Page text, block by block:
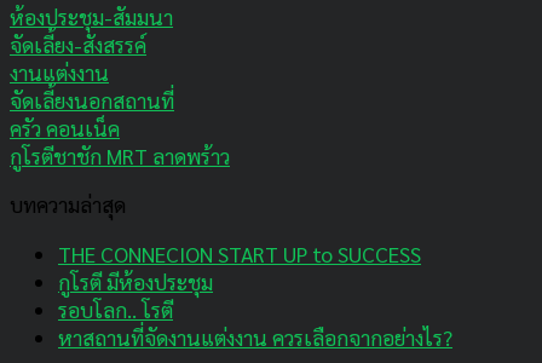
ห้องประชุม-สัมมนา
จัดเลี้ยง-สังสรรค์
งานแต่งงาน
จัดเลี้ยงนอกสถานที่
ครัว คอนเน็ค
กูโรตีชาชัก MRT ลาดพร้าว
บทความล่าสุด
THE CONNECION START UP to SUCCESS
กูโรตี มีห้องประชุม
รอบโลก.. โรตี
หาสถานที่จัดงานแต่งงาน ควรเลือกจากอย่างไร?